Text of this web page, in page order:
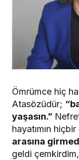
Ömrümce hiç
Atasözüdür;
yaşasın.”
hayatımın
arasına
geldi çemkirdim,